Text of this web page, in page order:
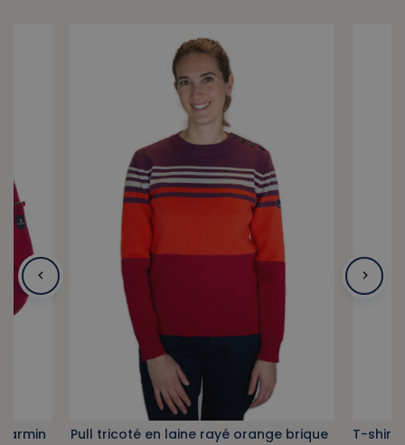
Pull tricoté en laine rayé orange brique